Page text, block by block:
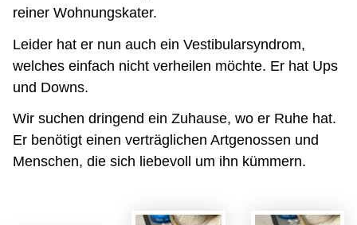
reiner Wohnungskater.
Leider hat er nun auch ein Vestibularsyndrom,
welches einfach nicht verheilen möchte. Er hat Ups
und Downs.
Wir suchen dringend ein Zuhause, wo er Ruhe hat.
Er benötigt einen verträglichen Artgenossen und
Menschen, die sich liebevoll um ihn kümmern.